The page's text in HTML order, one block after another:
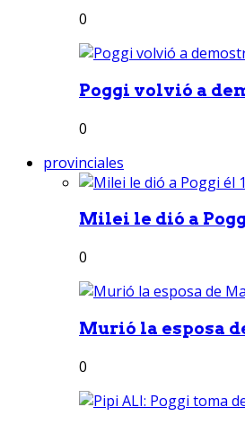
0
Poggi volvió a
0
provinciales
Milei le dió a
0
Murió la esposa
0